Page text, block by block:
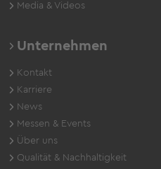
Media & Videos
Unternehmen
Kontakt
Karriere
News
Messen & Events
Über uns
Qualität & Nachhaltigkeit